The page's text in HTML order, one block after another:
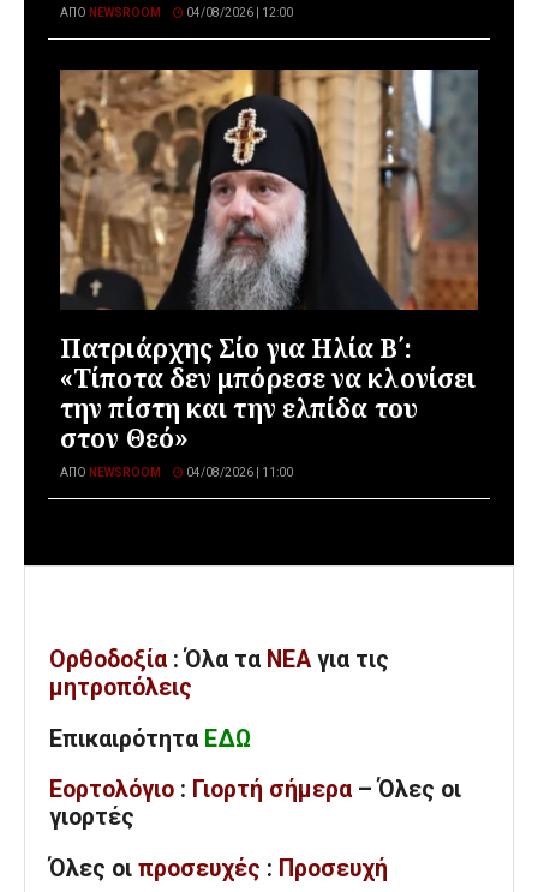
ΑΠΌ NEWSROOM 04/08/2026 | 12:00
Πατριάρχης Σίο για Ηλία Β΄:
«Τίποτα δεν μπόρεσε να κλονίσει
την πίστη και την ελπίδα του
στον Θεό»
ΑΠΌ NEWSROOM 04/08/2026 | 11:00
Ορθοδοξία : Όλα τα ΝΕΑ για τις
μητροπόλεις
Επικαιρότητα ΕΔΩ
Εορτολόγιο : Γιορτή σήμερα – Όλες οι
γιορτές
Όλες οι προσευχές : Προσευχή